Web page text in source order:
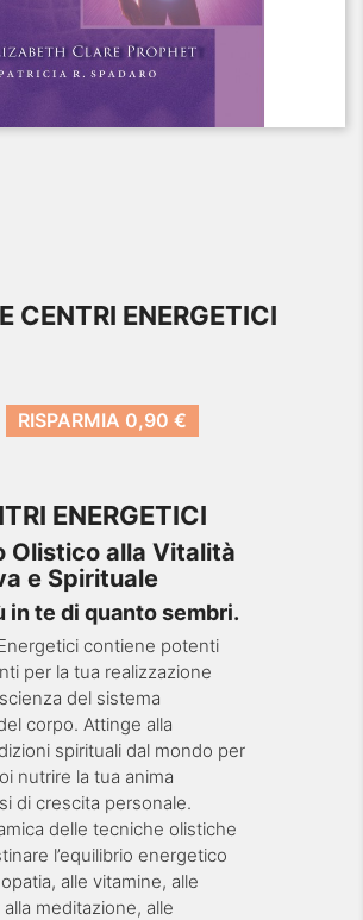
CENTRI ENERGETICI
RISPARMIA 0,90 €
ENERGETICI
Olistico alla Vitalità
e Spirituale
in te di quanto sembri.
contiene potenti
per la tua realizzazione
del sistema
corpo. Attinge alla
spirituali dal mondo per
nutrire la tua anima
di crescita personale.
delle tecniche olistiche
l’equilibrio energetico
alle vitamine, alle
meditazione, alle